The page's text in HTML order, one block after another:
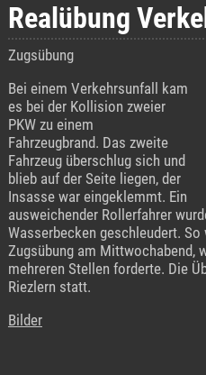
Realübung
Zugsübung
Bei einem Verkehrsunfall kam
es bei der Kollision zweier
PKW zu einem
Fahrzeugbrand. Das zweite
Fahrzeug überschlug sich und
blieb auf der Seite liegen, der
Insasse war eingeklemmt. Ein
ausweichender Rollerfahrer
Wasserbecken geschleudert.
Zugsübung am Mittwochabend,
mehreren Stellen forderte. Die
Riezlern statt.
Bilder